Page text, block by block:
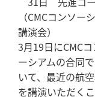
（CMCコンソ
講演会）
3月19日にCMC
ーシアムの合同
いて、最近の航
を講演いただく